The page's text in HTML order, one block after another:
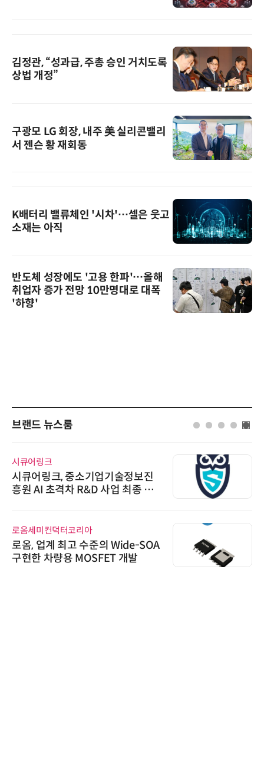
김정관, “성과급, 주총 승인 거치도록
상법 개정”
구광모 LG 회장, 내주 美 실리콘밸리
서 젠슨 황 재회동
K배터리 밸류체인 '시차'…셀은 웃고
소재는 아직
반도체 성장에도 '고용 한파'…올해
취업자 증가 전망 10만명대로 대폭
'하향'
브랜드 뉴스룸
시큐어링크
시큐어링크, 중소기업기술정보진
흥원 AI 초격차 R&D 사업 최종 선
로옴세미컨덕터코리아
로옴, 업계 최고 수준의 Wide-SOA
구현한 차량용 MOSFET 개발